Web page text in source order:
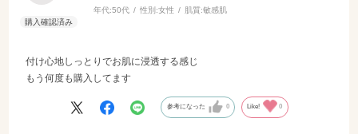
年代:50代 性別:女性 肌質:敏感肌
付け心地しっとりでお肌に浸透する感じ
もう何度も購入してます
参考になった 0 Like! 0